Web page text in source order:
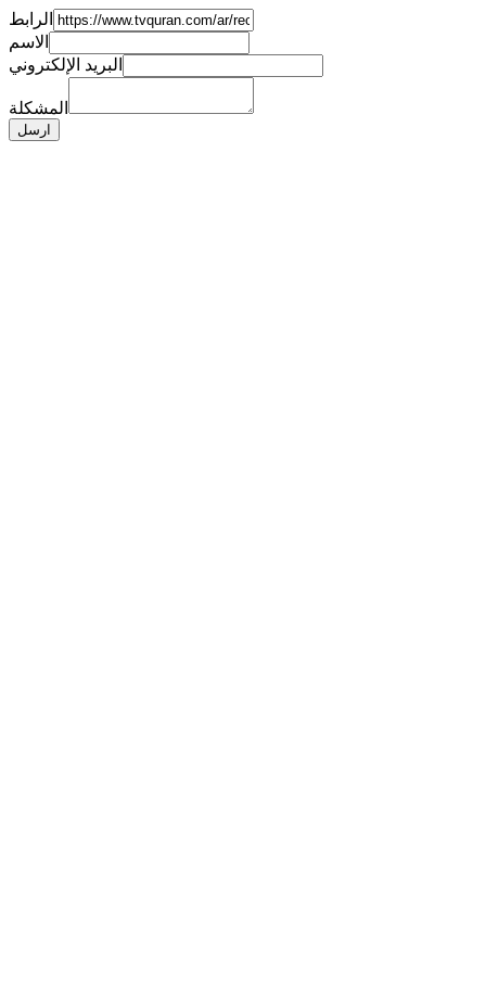
الرابط
الاسم
البريد الإلكتروني
المشكلة
ارسل